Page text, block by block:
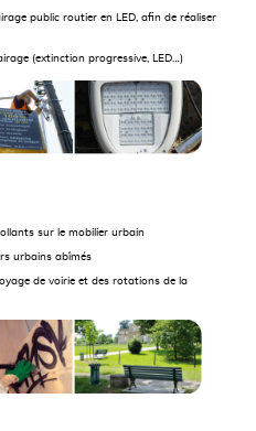
public routier en LED, afin de réaliser
(extinction progressive, LED…)
sur le mobilier urbain
urbains abîmés
de voirie et des rotations de la